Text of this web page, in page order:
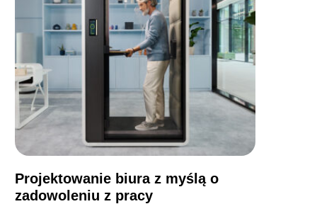
Projektowanie biura z myślą o
zadowoleniu z pracy